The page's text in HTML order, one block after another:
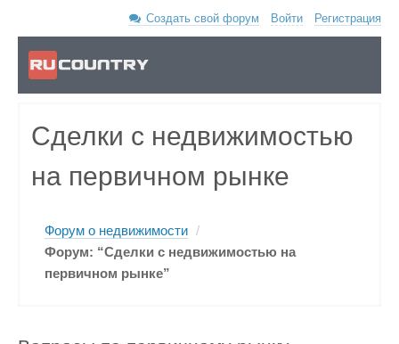
Создать свой форум Войти Регистрация
Сделки с недвижимостью
на первичном рынке
Форум о недвижимости /
Форум: “Сделки с недвижимостью на
первичном рынке”